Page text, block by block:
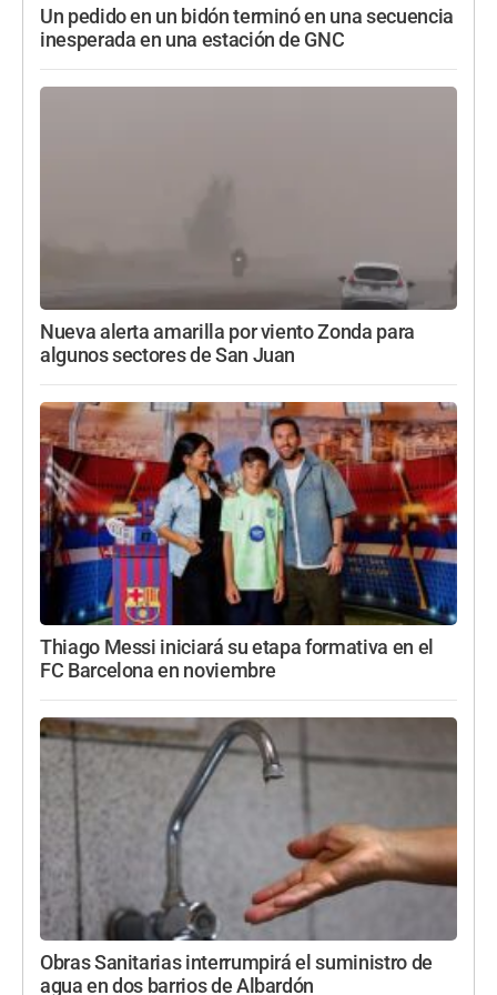
Un pedido en un bidón terminó en una secuencia
inesperada en una estación de GNC
Nueva alerta amarilla por viento Zonda para
algunos sectores de San Juan
Thiago Messi iniciará su etapa formativa en el
FC Barcelona en noviembre
Obras Sanitarias interrumpirá el suministro de
agua en dos barrios de Albardón